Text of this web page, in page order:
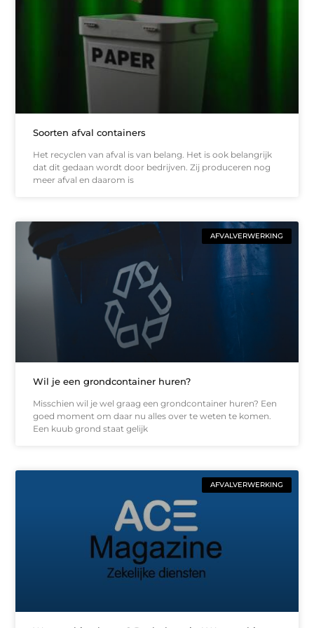
Soorten afval containers
Het recyclen van afval is van belang. Het is ook belangrijk
dat dit gedaan wordt door bedrijven. Zij produceren nog
meer afval en daarom is
AFVALVERWERKING
Wil je een grondcontainer huren?
Misschien wil je wel graag een grondcontainer huren? Een
goed moment om daar nu alles over te weten te komen.
Een kuub grond staat gelijk
AFVALVERWERKING